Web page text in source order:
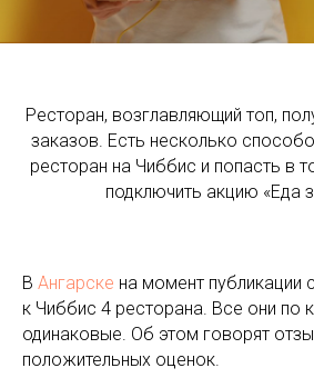
Ресторан, возглавляющий топ,
заказов. Есть несколько
ресторан на Чиббис и попасть в
подключить акцию «Еда
В Ангарске на момент публикации
к Чиббис 4 ресторана. Все они по
одинаковые. Об этом говорят
положительных оценок.